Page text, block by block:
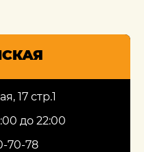
17 стр.1
до 22:00
70-78